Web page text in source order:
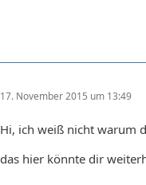
17. November 2015 um 13:49
Hi, ich weiß nicht warum
das hier könnte dir